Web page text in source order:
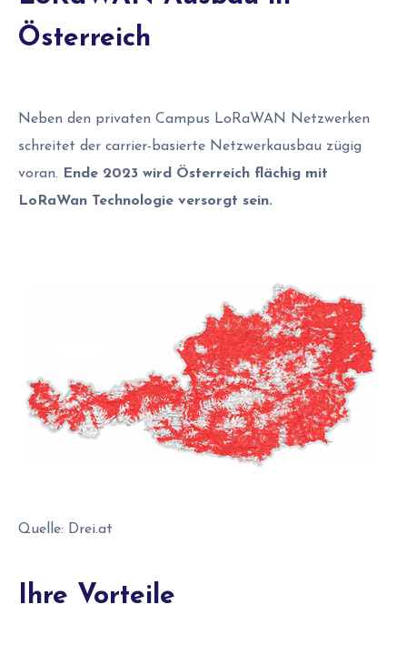
Österreich
Neben den privaten Campus LoRaWAN Netzwerken
schreitet der carrier-basierte Netzwerkausbau zügig
voran. Ende 2023 wird Österreich flächig mit
LoRaWan Technologie versorgt sein.
Quelle: Drei.at
Ihre Vorteile